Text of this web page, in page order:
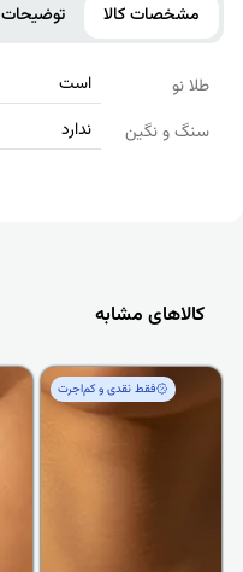
مشخصات کالا توضیحات
طلا نو
است
سنگ و نگین
ندارد
کالاهای مشابه
فقط‌ نقدی و کم‌اجرت